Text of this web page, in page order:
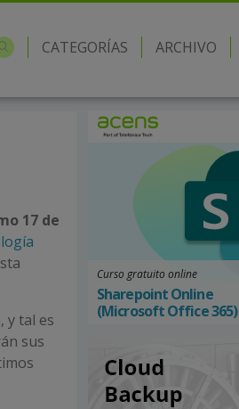
CATEGORÍAS ARCHIVO
17 de
y tal es
sus
Curso gratuito online
Sharepoint Online
(Microsoft Office 365)